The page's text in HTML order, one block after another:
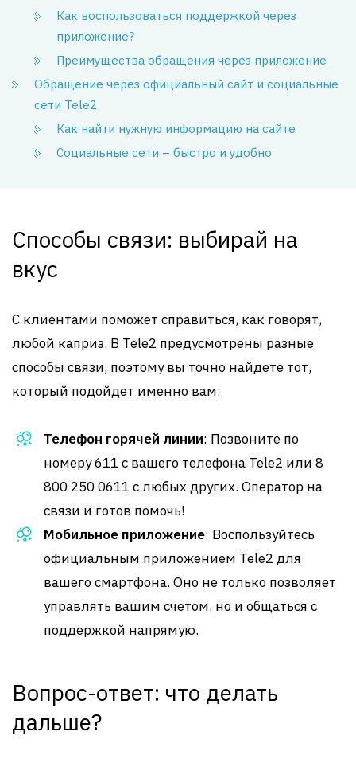
Как воспользоваться поддержкой через
приложение?
Преимущества обращения через приложение
Обращение через официальный сайт и социальные
сети Tele2
Как найти нужную информацию на сайте
Социальные сети – быстро и удобно
Способы связи: выбирай на
вкус
С клиентами поможет справиться, как говорят,
любой каприз. В Tele2 предусмотрены разные
способы связи, поэтому вы точно найдете тот,
который подойдет именно вам:
Телефон горячей линии: Позвоните по
номеру 611 с вашего телефона Tele2 или 8
800 250 0611 с любых других. Оператор на
связи и готов помочь!
Мобильное приложение: Воспользуйтесь
официальным приложением Tele2 для
вашего смартфона. Оно не только позволяет
управлять вашим счетом, но и общаться с
поддержкой напрямую.
Вопрос-ответ: что делать
дальше?